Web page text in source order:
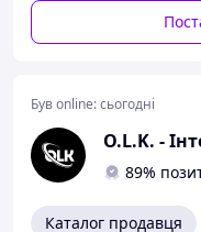
Матеріал:
Колір: Зелений;
Максимальне
Габарити:
Комплектація:
Був online:сьогодні
O.L.K. -
89%
Каталог продавця